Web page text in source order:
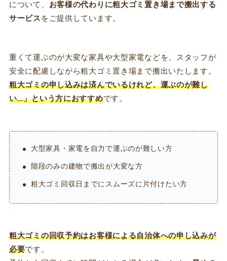
について、 お客様の代わりに粗大ゴミ置き場まで搬出する
サービス をご提供しています。
重くて運ぶのが大変な家具や大型家電などを、スタッフが
安全に配慮しながら粗大ゴミ置き場まで搬出いたします。
粗大ゴミの申し込みは済んでいるけれど、運ぶのが難し
い…」という方におすすめです。
大型家具・家電を自力で運ぶのが難しい方
階段のみの建物で搬出が大変な方
粗大ゴミ回収日までにスムーズに片付けたい方
粗大ゴミの回収予約はお客様による自治体への申し込みが
必要です。